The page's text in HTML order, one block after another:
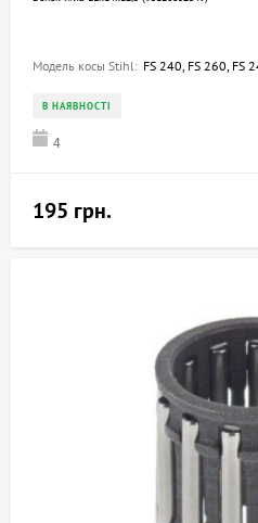
Модель косы Stihl: FS 240, FS 260, FS 240 R, FS 261, FS 360 C-EM, FS 410
В НАЯВНОСТІ
4
195 грн.